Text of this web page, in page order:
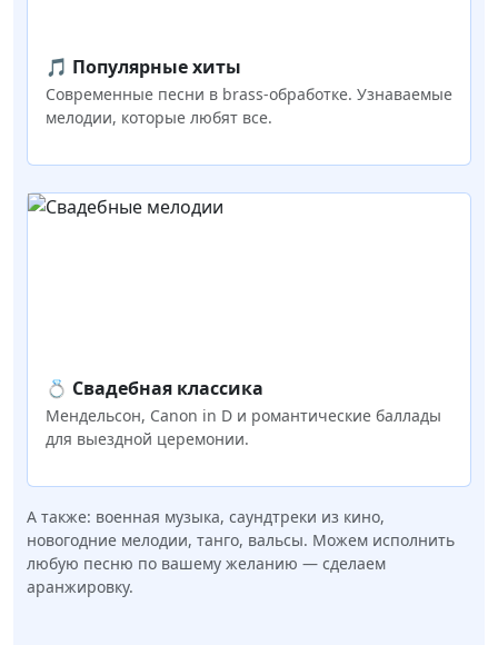
🎵 Популярные хиты
Современные песни в brass-обработке. Узнаваемые
мелодии, которые любят все.
💍 Свадебная классика
Мендельсон, Canon in D и романтические баллады
для выездной церемонии.
А также: военная музыка, саундтреки из кино,
новогодние мелодии, танго, вальсы. Можем исполнить
любую песню по вашему желанию — сделаем
аранжировку.